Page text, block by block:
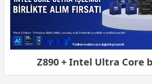
Z890 + Intel Ultra Core